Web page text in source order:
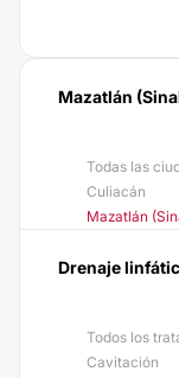
Mazatlán
Todas las
Culiacán
Mazatlán
Drenaje
Todos los
Cavitación